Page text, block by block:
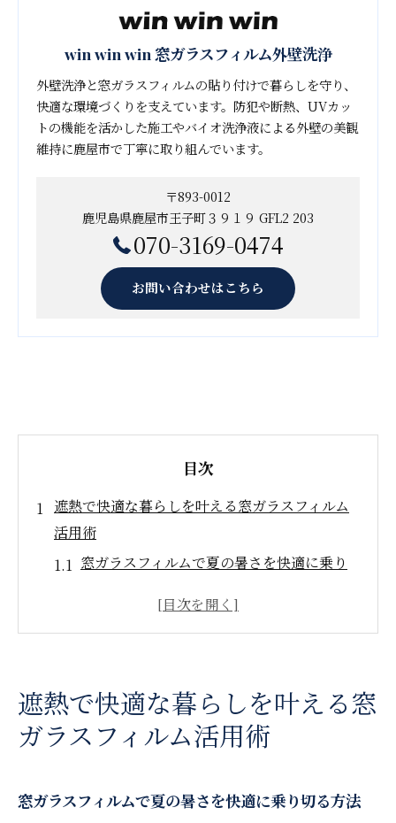
win win win 窓ガラスフィルム外壁洗浄
外壁洗浄と窓ガラスフィルムの貼り付けで暮らしを守り、
快適な環境づくりを支えています。防犯や断熱、UVカッ
トの機能を活かした施工やバイオ洗浄液による外壁の美観
維持に鹿屋市で丁寧に取り組んでいます。
〒893-0012
鹿児島県鹿屋市王子町３９１９ GFL2 203
070-3169-0474
お問い合わせはこちら
目次
遮熱で快適な暮らしを叶える窓ガラスフィルム
活用術
窓ガラスフィルムで夏の暑さを快適に乗り
活用法
省エネも叶える遮熱フィルムの本当の効果
鹿児島窓フィルム工房と上手に活用するコ
遮熱で快適な暮らしを叶える窓
ガラスフィルム活用術
窓ガラスフィルムで夏の暑さを快適に乗り切る方法